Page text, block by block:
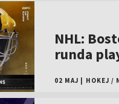
NHL:
runda
02 MAJ HOKEJ /